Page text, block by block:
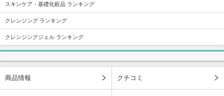
スキンケア・基礎化粧品 ランキング
クレンジング ランキング
クレンジングジェル ランキング
商品情報 クチコミ